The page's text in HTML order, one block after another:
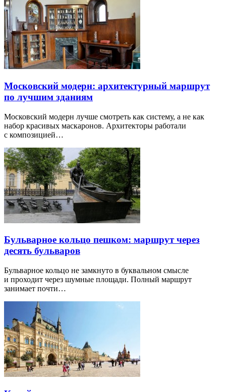
Московский модерн: архитектурный маршрут
по лучшим зданиям
Московский модерн лучше смотреть как систему, а не как
набор красивых маскаронов. Архитекторы работали
с композицией…
Бульварное кольцо пешком: маршрут через
десять бульваров
Бульварное кольцо не замкнуто в буквальном смысле
и проходит через шумные площади. Полный маршрут
занимает почти…